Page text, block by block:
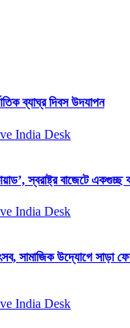
ব্যাঘ্র দিবস উদযাপন
India Desk
স্বরাষ্ট্র বাজেটে
India Desk
সামাজিক উদ্যোগে সাড়া
India Desk